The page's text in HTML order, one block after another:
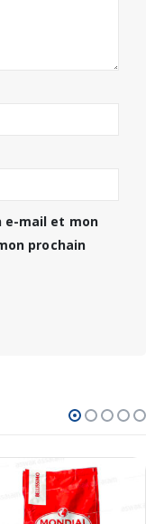
e-mail et mon
prochain